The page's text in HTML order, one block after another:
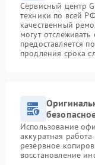
Сервисный центр
техники по всей
качественный
могут
предоставляется
продления срока
Использование
аккуратная
резервное
восстановление